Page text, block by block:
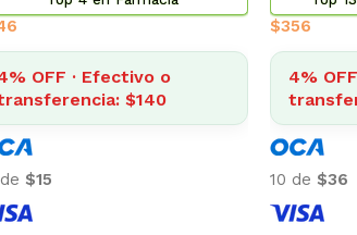
Envío gratis
4% OFF · Efectivo o
transferencia: $3.057
10 de
$2.014
4%
10 de